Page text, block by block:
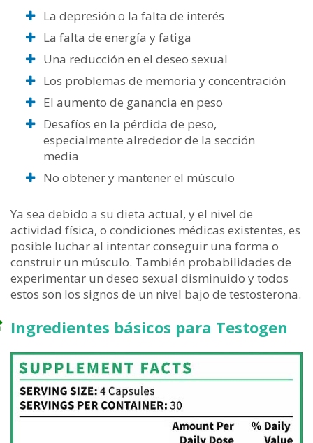
La depresión o la falta de interés
La falta de energía y fatiga
Una reducción en el deseo sexual
Los problemas de memoria y concentración
El aumento de ganancia en peso
Desafíos en la pérdida de peso,
especialmente alrededor de la sección
media
No obtener y mantener el músculo
Ya sea debido a su dieta actual, y el nivel de
actividad física, o condiciones médicas existentes, es
posible luchar al intentar conseguir una forma o
construir un músculo. También probabilidades de
experimentar un deseo sexual disminuido y todos
estos son los signos de un nivel bajo de testosterona.
Ingredientes básicos para Testogen